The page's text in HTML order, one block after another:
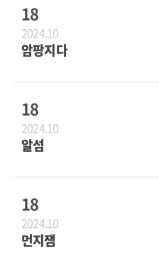
18
2024.10
암팡지다
18
2024.10
알섬
18
2024.10
먼지잼